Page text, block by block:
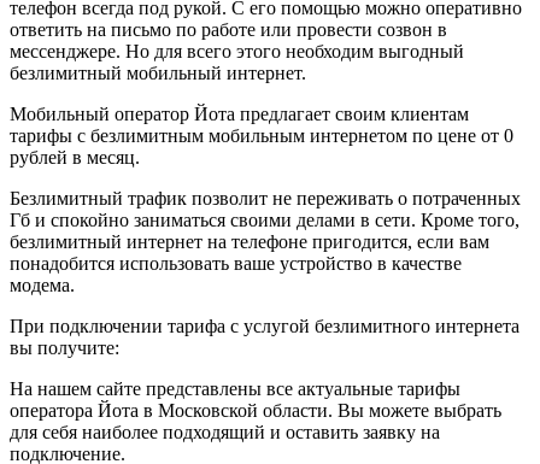
телефон всегда под рукой. С его помощью можно оперативно
ответить на письмо по работе или провести созвон в
мессенджере. Но для всего этого необходим выгодный
безлимитный мобильный интернет.
Мобильный оператор Йота предлагает своим клиентам
тарифы с безлимитным мобильным интернетом по цене от 0
рублей в месяц.
Безлимитный трафик позволит не переживать о потраченных
Гб и спокойно заниматься своими делами в сети. Кроме того,
безлимитный интернет на телефоне пригодится, если вам
понадобится использовать ваше устройство в качестве
модема.
При подключении тарифа с услугой безлимитного интернета
вы получите:
На нашем сайте представлены все актуальные тарифы
оператора Йота в Московской области. Вы можете выбрать
для себя наиболее подходящий и оставить заявку на
подключение.